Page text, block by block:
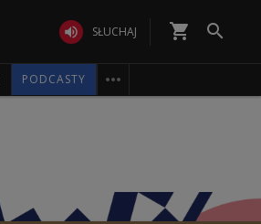
 SŁUCHAJ shopping_cart 
PODCASTY 